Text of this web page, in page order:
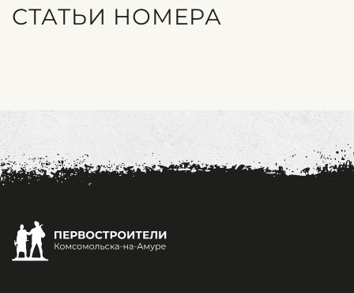
СТАТЬИ НОМЕРА